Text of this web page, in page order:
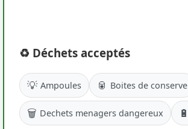
♻️ Déchets acceptés
💡 Ampoules 🥫 Boites de conserve
🗑️ Dechets menagers dangereux 🔋